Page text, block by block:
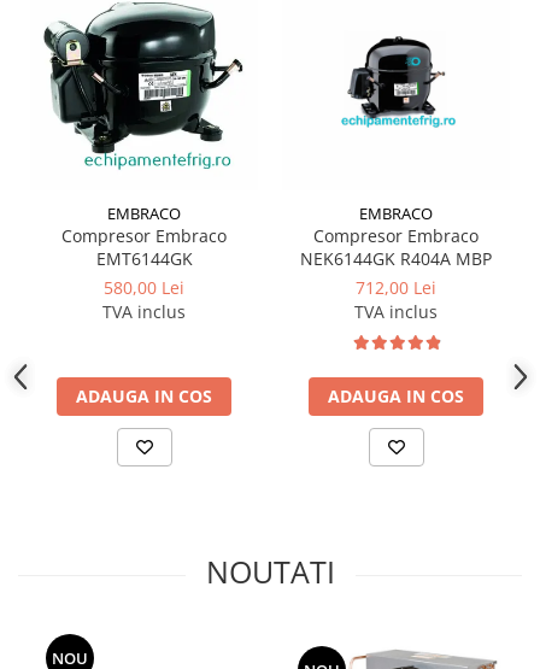
EMBRACO
Compresor Embraco
EMT6144GK
580,00 Lei
TVA inclus
ADAUGA IN COS
EMBRACO
Compresor Embraco
NEK6144GK R404A MBP
712,00 Lei
TVA inclus
ADAUGA IN COS
NOUTATI
NOU